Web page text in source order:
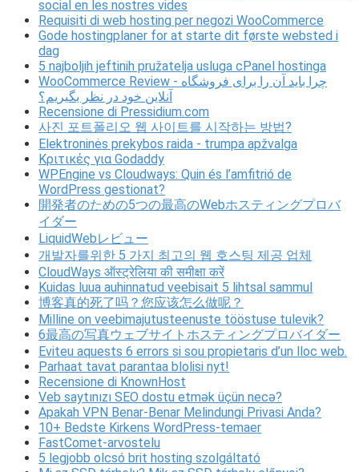
social en les nostres vides
Requisiti di web hosting per negozi WooCommerce
Gode ​​hostingplaner for at starte dit første websted i
dag
5 najboljih jeftinih pružatelja usluga cPanel hostinga
WooCommerce Review - چرا باید آن را برای فروشگاه
آنلاین خود در نظر بگیریم؟
Recensione di Pressidium.com
사진 포트폴리오 웹 사이트를 시작하는 방법?
Elektroninės prekybos raida - trumpa apžvalga
Κριτικές για Godaddy
WPEngine vs Cloudways: Quin és l’amfitrió de
WordPress gestionat?
開発者のための5つの最高のWebホスティングプロバ
イダー
LiquidWebレビュー
개발자를위한 5 가지 최고의 웹 호스팅 제공 업체
CloudWays ऑस्ट्रेलिया की समीक्षा करें
Kuidas luua auhinnatud veebisait 5 lihtsal sammul
博客真的死了吗？您应该怎么做呢？
Milline on veebimajutusteenuste tööstuse tulevik?
6最高の写真ウェブサイトホスティングプロバイダー
Eviteu aquests 6 errors si sou propietaris d’un lloc web.
Parhaat tavat parantaa blolisi nyt!
Recensione di KnownHost
Veb saytınızı SEO dostu etmək üçün necə?
Apakah VPN Benar-Benar Melindungi Privasi Anda?
10+ Bedste Kirkens WordPress-temaer
FastComet-arvostelu
5 legjobb olcsó brit hosting szolgáltató